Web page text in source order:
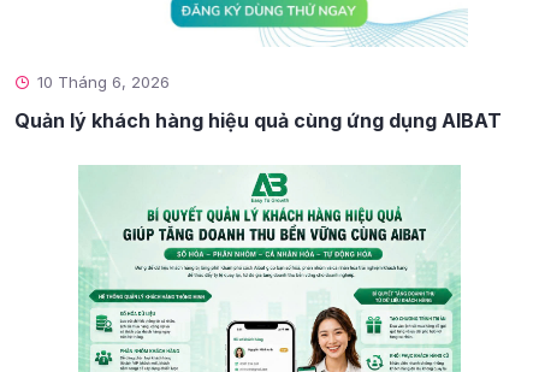
10 Tháng 6, 2026
Quản lý khách hàng hiệu quả cùng ứng dụng AIBAT